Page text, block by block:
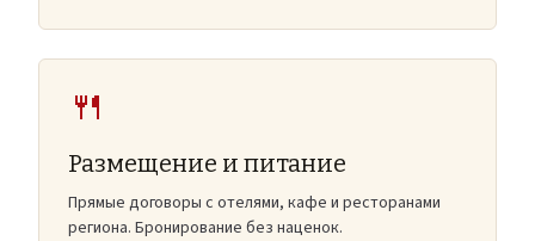
🍴
Размещение и питание
Прямые договоры с отелями, кафе и ресторанами
региона. Бронирование без наценок.